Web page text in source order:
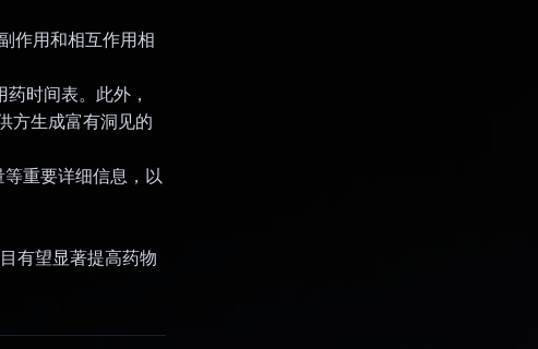
作用和相互作用相
时间表。此外，
方生成富有洞见的
重要详细信息，以
有望显著提高药物